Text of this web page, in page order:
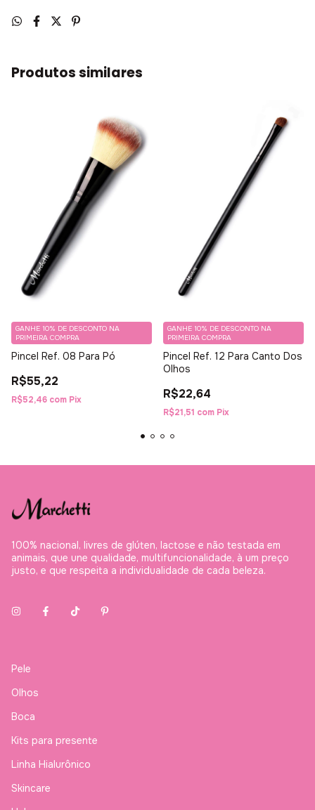
Produtos similares
Pincel Ref. 08 Para Pó
R$55,22
R$52,46 com Pix
GANHE 10% DE DESCONTO NA
PRIMEIRA COMPRA
Pincel Ref. 12 Para Canto Dos
Olhos
R$22,64
R$21,51 com Pix
GANHE 10% DE DESCONTO NA
PRIMEIRA COMPRA
100% nacional, livres de glúten, lactose e não testada em
animais, que une qualidade, multifuncionalidade, à um preço
justo, e que respeita a individualidade de cada beleza.
Pele
Olhos
Boca
Kits para presente
Linha Hialurônico
Skincare